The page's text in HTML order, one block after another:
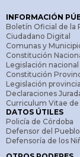
INFORMACIÓN
Boletín Oficial de la
Ciudadano Digital
Comunas y
Constitución
Legislación nacional
Constitución
Legislación provincial
Declaraciones
Curriculum Vitae
DATOS ÚTILES
Policía de Córdoba
Defensor del
Defensoría de los